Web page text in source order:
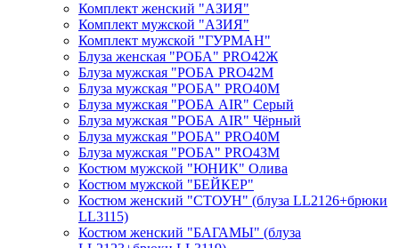
Комплект женский "АЗИЯ"
Комплект мужской "АЗИЯ"
Комплект мужской "ГУРМАН"
Блуза женская "РОБА" PRO42Ж
Блуза мужская "РОБА PRO42М
Блуза мужская "РОБА" PRO40М
Блуза мужская "РОБА AIR" Серый
Блуза мужская "РОБА AIR" Чёрный
Блуза мужская "РОБА" PRO40М
Блуза мужская "РОБА" PRO43М
Костюм мужской "ЮНИК" Олива
Костюм мужской "БЕЙКЕР"
Костюм женский "СТОУН" (блуза LL2126+брюки
LL3115)
Костюм женский "БАГАМЫ" (блуза